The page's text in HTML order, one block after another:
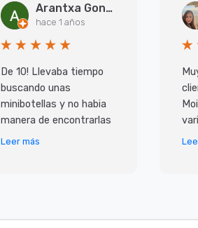
Arantxa Gonzalez Martinez
hace 1 años
De 10! Llevaba tiempo
buscando unas
minibotellas y no habia
manera de encontrarlas
y las que habian super
Leer más
lo